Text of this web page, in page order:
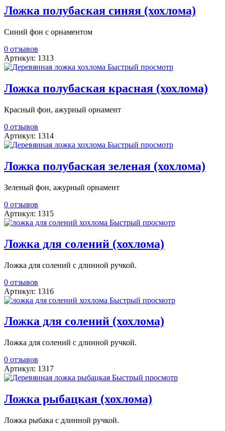
Ложка полубаская синяя (хохлома)
Синий фон с орнаментом
0 отзывов
Артикул: 1313
Быстрый просмотр
Ложка полубаская красная (хохлома)
Красный фон, ажурный орнамент
0 отзывов
Артикул: 1314
Быстрый просмотр
Ложка полубаская зеленая (хохлома)
Зеленый фон, ажурный орнамент
0 отзывов
Артикул: 1315
Быстрый просмотр
Ложка для солений (хохлома)
Ложка для солений с длинной ручкой.
0 отзывов
Артикул: 1316
Быстрый просмотр
Ложка для солений (хохлома)
Ложка для солений с длинной ручкой.
0 отзывов
Артикул: 1317
Быстрый просмотр
Ложка рыбацкая (хохлома)
Ложка рыбака с длинной ручкой.